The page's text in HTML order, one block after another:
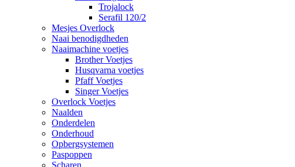
Trojalock
Serafil 120/2
Mesjes Overlock
Naai benodigdheden
Naaimachine voetjes
Brother Voetjes
Husqvarna voetjes
Pfaff Voetjes
Singer Voetjes
Overlock Voetjes
Naalden
Onderdelen
Onderhoud
Opbergsystemen
Paspoppen
Scharen